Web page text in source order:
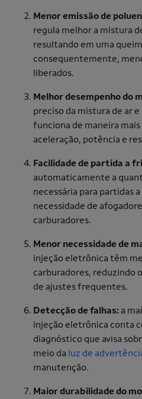
Menor emissão de
regula melhor a mistura
resultando em uma
consequentemente,
liberados.
Melhor desempenho do
preciso da mistura de ar
funciona de maneira
aceleração, potência e
Facilidade de partida a
automaticamente a
necessária para partidas
necessidade de
carburadores.
Menor necessidade de
injeção eletrônica têm
carburadores, reduzindo
de ajustes frequentes.
Detecção de falhas: a
injeção eletrônica conta
diagnóstico que avisa
meio da luz de
manutenção.
Maior durabilidade do